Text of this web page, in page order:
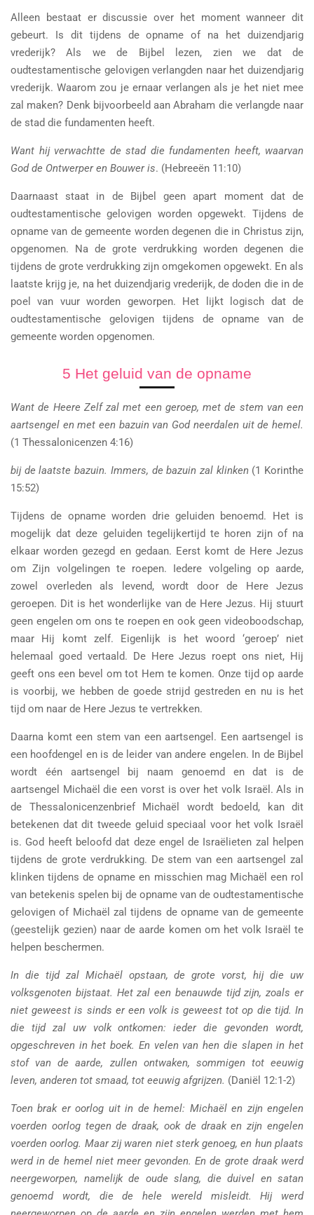
Alleen bestaat er discussie over het moment wanneer dit
gebeurt. Is dit tijdens de opname of na het duizendjarig
vrederijk? Als we de Bijbel lezen, zien we dat de
oudtestamentische gelovigen verlangden naar het duizendjarig
vrederijk. Waarom zou je ernaar verlangen als je het niet mee
zal maken? Denk bijvoorbeeld aan Abraham die verlangde naar
de stad die fundamenten heeft.
Want hij verwachtte de stad die fundamenten heeft, waarvan
God de Ontwerper en Bouwer is. (Hebreeën 11:10)
Daarnaast staat in de Bijbel geen apart moment dat de
oudtestamentische gelovigen worden opgewekt. Tijdens de
opname van de gemeente worden degenen die in Christus zijn,
opgenomen. Na de grote verdrukking worden degenen die
tijdens de grote verdrukking zijn omgekomen opgewekt. En als
laatste krijg je, na het duizendjarig vrederijk, de doden die in de
poel van vuur worden geworpen. Het lijkt logisch dat de
oudtestamentische gelovigen tijdens de opname van de
gemeente worden opgenomen.
5 Het geluid van de opname
Want de Heere Zelf zal met een geroep, met de stem van een
aartsengel en met een bazuin van God neerdalen uit de hemel.
(1 Thessalonicenzen 4:16)
bij de laatste bazuin. Immers, de bazuin zal klinken (1 Korinthe
15:52)
Tijdens de opname worden drie geluiden benoemd. Het is
mogelijk dat deze geluiden tegelijkertijd te horen zijn of na
elkaar worden gezegd en gedaan. Eerst komt de Here Jezus
om Zijn volgelingen te roepen. Iedere volgeling op aarde,
zowel overleden als levend, wordt door de Here Jezus
geroepen. Dit is het wonderlijke van de Here Jezus. Hij stuurt
geen engelen om ons te roepen en ook geen videoboodschap,
maar Hij komt zelf. Eigenlijk is het woord ‘geroep’ niet
helemaal goed vertaald. De Here Jezus roept ons niet, Hij
geeft ons een bevel om tot Hem te komen. Onze tijd op aarde
is voorbij, we hebben de goede strijd gestreden en nu is het
tijd om naar de Here Jezus te vertrekken.
Daarna komt een stem van een aartsengel. Een aartsengel is
een hoofdengel en is de leider van andere engelen. In de Bijbel
wordt één aartsengel bij naam genoemd en dat is de
aartsengel Michaël die een vorst is over het volk Israël. Als in
de Thessalonicenzenbrief Michaël wordt bedoeld, kan dit
betekenen dat dit tweede geluid speciaal voor het volk Israël
is. God heeft beloofd dat deze engel de Israëlieten zal helpen
tijdens de grote verdrukking. De stem van een aartsengel zal
klinken tijdens de opname en misschien mag Michaël een rol
van betekenis spelen bij de opname van de oudtestamentische
gelovigen of Michaël zal tijdens de opname van de gemeente
(geestelijk gezien) naar de aarde komen om het volk Israël te
helpen beschermen.
In die tijd zal Michaël opstaan, de grote vorst, hij die uw
volksgenoten bijstaat. Het zal een benauwde tijd zijn, zoals er
niet geweest is sinds er een volk is geweest tot op die tijd. In
die tijd zal uw volk ontkomen: ieder die gevonden wordt,
opgeschreven in het boek. En velen van hen die slapen in het
stof van de aarde, zullen ontwaken, sommigen tot eeuwig
leven, anderen tot smaad, tot eeuwig afgrijzen. (Daniël 12:1-2)
Toen brak er oorlog uit in de hemel: Michaël en zijn engelen
voerden oorlog tegen de draak, ook de draak en zijn engelen
voerden oorlog. Maar zij waren niet sterk genoeg, en hun plaats
werd in de hemel niet meer gevonden. En de grote draak werd
neergeworpen, namelijk de oude slang, die duivel en satan
genoemd wordt, die de hele wereld misleidt. Hij werd